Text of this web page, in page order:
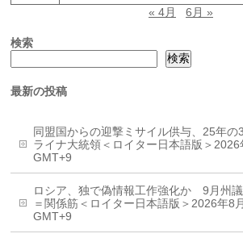
« 4月
6月 »
検索
検索
最新の投稿
同盟国からの迎撃ミサイル供与、25年の
ライナ大統領＜ロイター日本語版＞
GMT+9
ロシア、独で偽情報工作強化か 9月州
＝関係筋＜ロイター日本語版＞2026年8
GMT+9